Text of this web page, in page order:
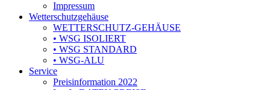
Impressum
Wetterschutzgehäuse
WETTERSCHUTZ-GEHÄUSE
• WSG ISOLIERT
• WSG STANDARD
• WSG-ALU
Service
Preisinformation 2022